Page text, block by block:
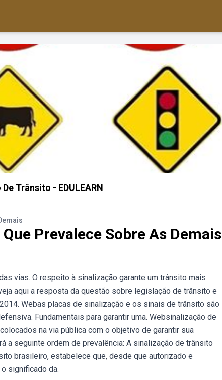
Trânsito - EDULEARN
Prevalece Sobre As Demais
vias. O respeito à sinalização garante um trânsito mais
aqui a resposta da questão sobre legislação de trânsito e
Webas placas de sinalização e os sinais de trânsito são
Fundamentais para garantir uma. Websinalização de
na via pública com o objetivo de garantir sua
a seguinte ordem de prevalência: A sinalização de trânsito
brasileiro, estabelece que, desde que autorizado e
significado da.